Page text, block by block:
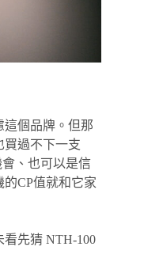
這個品牌。但那
買過不下一支
、也可以是信
CP值就和它家
先猜 NTH-100